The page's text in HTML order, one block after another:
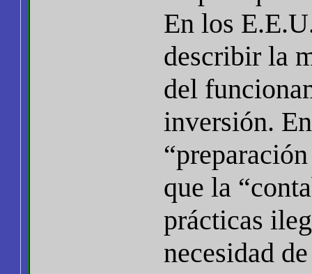
En los
describir la
del
inversión.
que la
prácticas
necesidad